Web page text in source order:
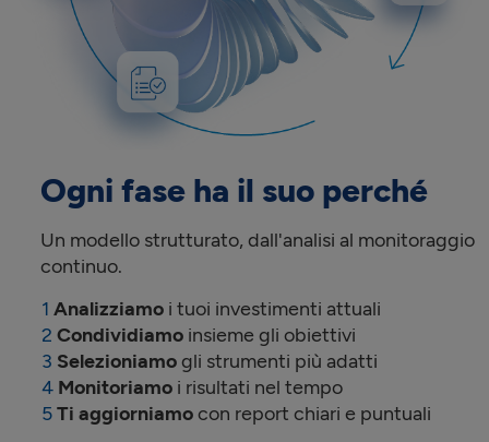
Ogni fase ha il suo perché
Un modello strutturato, dall'analisi al monitoraggio
continuo.
Analizziamo i tuoi investimenti attuali
Condividiamo insieme gli obiettivi
Selezioniamogli strumenti più adatti
Monitoriamo i risultati nel tempo
Ti aggiorniamocon report chiari e puntuali